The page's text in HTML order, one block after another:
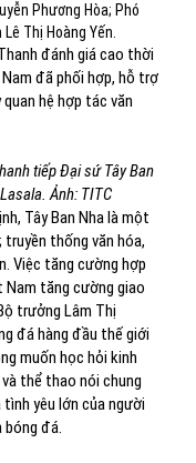
Phương Hòa; Phó
Thị Hoàng Yến.
đánh giá cao thời
đã phối hợp, hỗ trợ
hệ hợp tác văn
tiếp Đại sứ Tây Ban
Ảnh: TITC
Tây Ban Nha là một
thống văn hóa,
Việc tăng cường hợp
tăng cường giao
trưởng Lâm Thị
đá hàng đầu thế giới
muốn học hỏi kinh
thể thao nói chung
yêu lớn của người
đá.